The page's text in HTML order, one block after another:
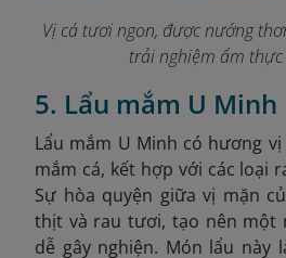
Vị cá tươi ngon, được nướng
trải nghiệm ẩm thực
5. Lẩu mắm U Minh
Lẩu mắm U Minh có hương
mắm cá, kết hợp với các loại
Sự hòa quyện giữa vị mặn
thịt và rau tươi, tạo nên một
dễ gây nghiện. Món lẩu này